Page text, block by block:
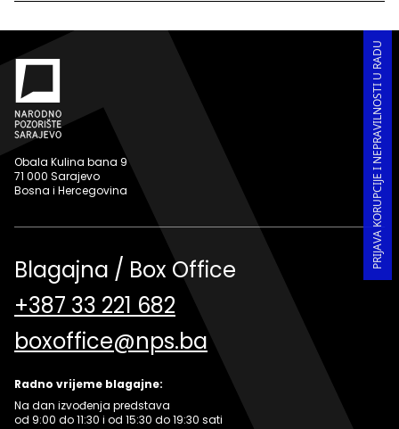
PRIJAVA KORUPCIJE I NEPRAVILNOSTI U RADU
Obala Kulina bana 9
71 000 Sarajevo
Bosna i Hercegovina
Blagajna / Box Office
+387 33 221 682
boxoffice@nps.ba
Radno vrijeme blagajne:
Na dan izvođenja predstava
od 9:00 do 11:30 i od 15:30 do 19:30 sati